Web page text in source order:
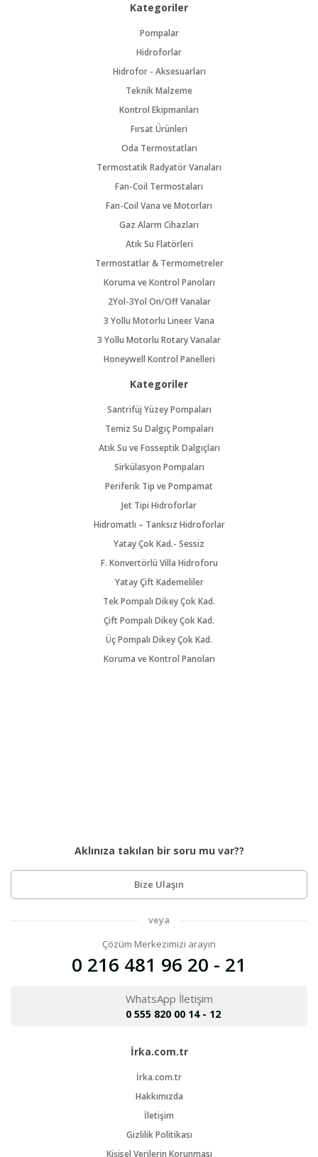
Kategoriler
Pompalar
Hidroforlar
Hidrofor - Aksesuarları
Teknik Malzeme
Kontrol Ekipmanları
Fırsat Ürünleri
Oda Termostatları
Termostatik Radyatör Vanaları
Fan-Coil Termostaları
Fan-Coil Vana ve Motorları
Gaz Alarm Cihazları
Atık Su Flatörleri
Termostatlar & Termometreler
Koruma ve Kontrol Panoları
2Yol-3Yol On/Off Vanalar
3 Yollu Motorlu Lineer Vana
3 Yollu Motorlu Rotary Vanalar
Honeywell Kontrol Panelleri
Kategoriler
Santrifüj Yüzey Pompaları
Temiz Su Dalgıç Pompaları
Atık Su ve Fosseptik Dalgıçları
Sirkülasyon Pompaları
Periferik Tip ve Pompamat
Jet Tipi Hidroforlar
Hidromatlı – Tanksız Hidroforlar
Yatay Çok Kad.- Sessiz
F. Konvertörlü Villa Hidroforu
Yatay Çift Kademeliler
Tek Pompalı Dikey Çok Kad.
Çift Pompalı Dikey Çok Kad.
Üç Pompalı Dikey Çok Kad.
Koruma ve Kontrol Panoları
Aklınıza takılan bir soru mu var??
Bize Ulaşın
veya
Çözüm Merkezimizi arayın
0 216 481 96 20 - 21
WhatsApp İletişim
0 555 820 00 14 - 12
İrka.com.tr
İrka.com.tr
Hakkımızda
İletişim
Gizlilik Politikası
Kişisel Verilerin Korunması